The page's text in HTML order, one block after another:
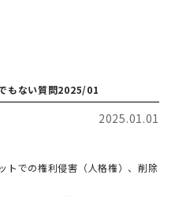
もない質問2025/01
2025.01.01
トでの権利侵害（人格権）、削除